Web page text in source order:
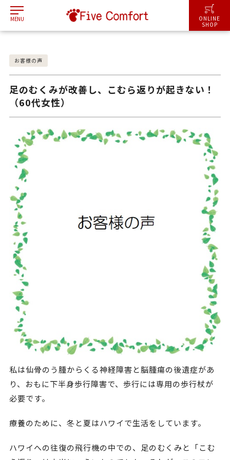
MENU
ONLINE
SHOP
お客様の声
足のむくみが改善し、こむら返りが起きない！
（60代女性）
私は仙骨のう腫からくる神経障害と脳腫瘍の後遺症があ
り、おもに下半身歩行障害で、歩行には専用の歩行杖が
必要です。
療養のために、冬と夏はハワイで生活をしています。
ハワイへの往復の飛行機の中での、足のむくみと「こむ